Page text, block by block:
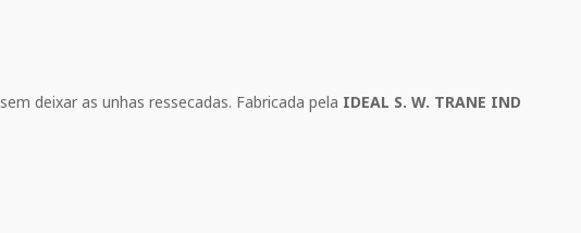
sem deixar as unhas ressecadas. Fabricada pela IDEAL S. W. TRANE IND